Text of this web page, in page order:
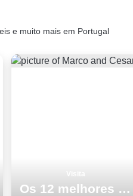
e muito mais em Portugal
Os 12 melhores sitios para ver e visitar em Leiria